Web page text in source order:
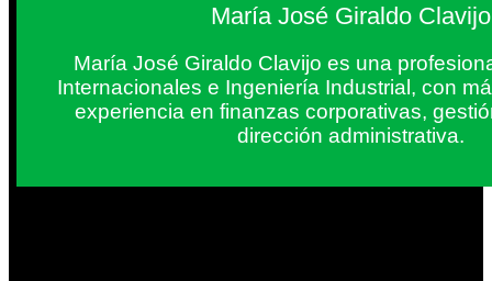
María José Giraldo Clavijo
María José Giraldo Clavijo es una
Internacionales e Ingeniería Industrial, con
experiencia en finanzas corporativas,
dirección administrativa.